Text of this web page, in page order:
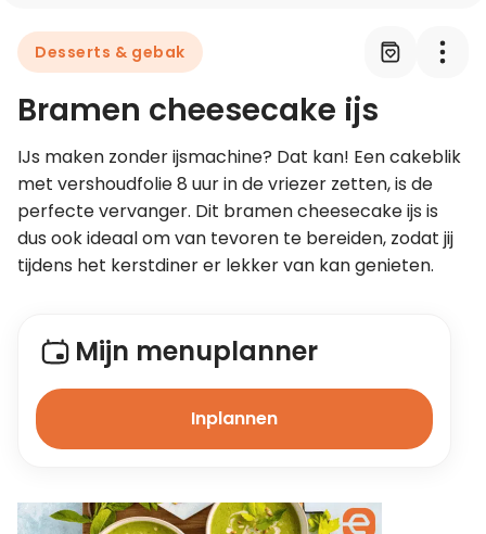
Leer koken als een chef
Kooktips & blogs
Desserts & gebak
Bramen cheesecake ijs
IJs maken zonder ijsmachine? Dat kan! Een cakeblik
met vershoudfolie 8 uur in de vriezer zetten, is de
perfecte vervanger. Dit bramen cheesecake ijs is
dus ook ideaal om van tevoren te bereiden, zodat jij
tijdens het kerstdiner er lekker van kan genieten.
Mijn menuplanner
Inplannen